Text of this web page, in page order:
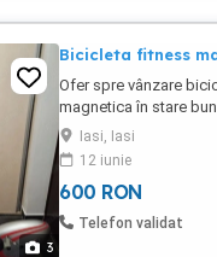
3
Bicicleta fitness
Ofer spre vânzare
magnetica în stare
Predarea personal în
Iasi, Iasi
12 iunie
600 RON
Telefon validat